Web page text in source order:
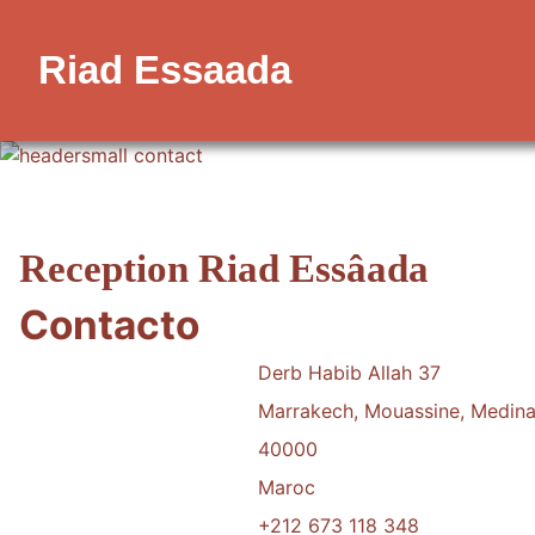
Riad Essaada
Reception Riad Essâada
Contacto
Dirección postal:
Derb Habib Allah 37
Marrakech, Mouassine, Medina
40000
Maroc
Teléfono:
+212 673 118 348